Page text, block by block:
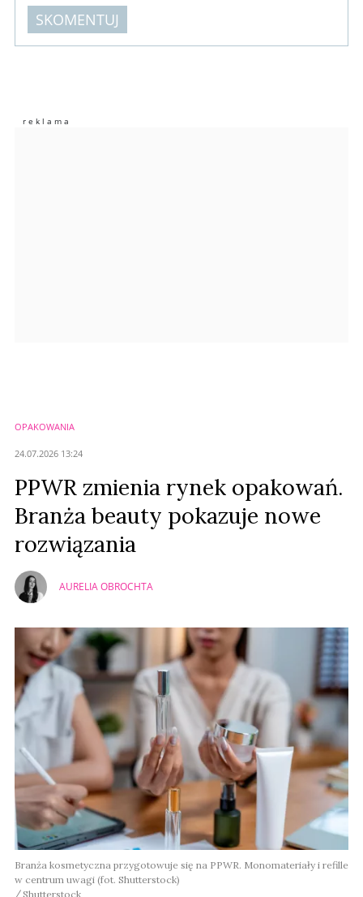
SKOMENTUJ
Imię (Wymagane)
OPAKOWANIA
24.07.2026 13:24
PPWR zmienia rynek opakowań.
Branża beauty pokazuje nowe
rozwiązania
AURELIA OBROCHTA
Branża kosmetyczna przygotowuje się na PPWR. Monomateriały i refille
w centrum uwagi (fot. Shutterstock)
Shutterstock